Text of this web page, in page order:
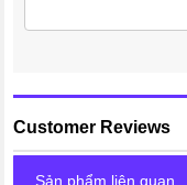
Customer Reviews
Sản phẩm liên quan